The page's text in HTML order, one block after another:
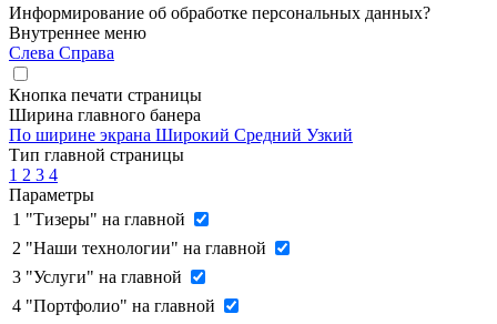
Информирование об обработке персональных данных?
Внутреннее меню
Слева Справа
Кнопка печати страницы
Ширина главного банера
По ширине экрана Широкий Средний Узкий
Тип главной страницы
1 2 3 4
Параметры
1 "Тизеры" на главной
2 "Наши технологии" на главной
3 "Услуги" на главной
4 "Портфолио" на главной